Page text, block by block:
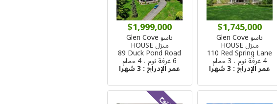
$1,745,000
ناسو Glen Cove
منزل HOUSE
110 Red Spring Lane
4 غرفة نوم ، 3 حمام
عمر الإدراج : 3 شهرا
$1,999,000
ناسو Glen Cove
منزل HOUSE
89 Duck Pond Road
6 غرفة نوم ، 4 حمام
عمر الإدراج : 3 شهرا